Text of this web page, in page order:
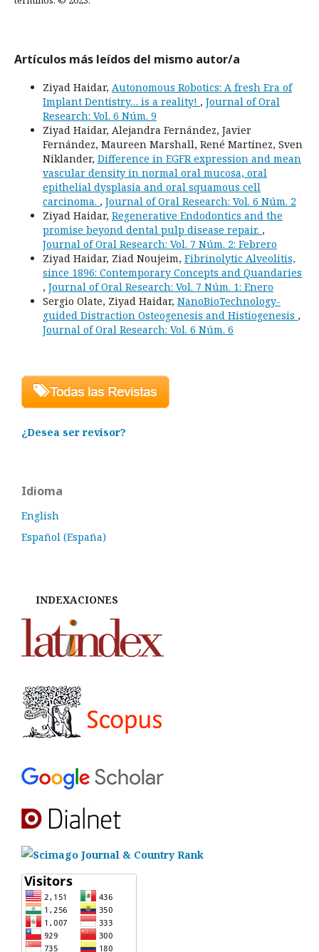
Artículos más leídos del mismo autor/a
Ziyad Haidar, Autonomous Robotics: A fresh Era of
Implant Dentistry… is a reality! , Journal of Oral
Research: Vol. 6 Núm. 9
Ziyad Haidar, Alejandra Fernández, Javier
Fernández, Maureen Marshall, René Martínez, Sven
Niklander, Difference in EGFR expression and mean
vascular density in normal oral mucosa, oral
epithelial dysplasia and oral squamous cell
carcinoma. , Journal of Oral Research: Vol. 6 Núm. 2
Ziyad Haidar, Regenerative Endodontics and the
promise beyond dental pulp disease repair. ,
Journal of Oral Research: Vol. 7 Núm. 2: Febrero
Ziyad Haidar, Ziad Noujeim, Fibrinolytic Alveolitis,
since 1896: Contemporary Concepts and Quandaries
, Journal of Oral Research: Vol. 7 Núm. 1: Enero
Sergio Olate, Ziyad Haidar, NanoBioTechnology-
guided Distraction Osteogenesis and Histiogenesis ,
Journal of Oral Research: Vol. 6 Núm. 6
¿Desea ser revisor?
Idioma
English
Español (España)
INDEXACIONES